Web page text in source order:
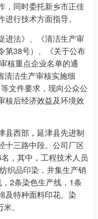
，同时委托新乡市正佳
行技术方面指导。
进法》、《清洁生产审
第38号）、《关于公布
核重点企业名单的通
清洁生产审核实施细
文件要求，现向公众公
核后经济效益及环境效
县西部，延津县先进制
十三路中段。公司厂区
，其中，工程技术人员
织品印染，并集生产销
2条染色生产线，1条
及特种面料印花、染
。